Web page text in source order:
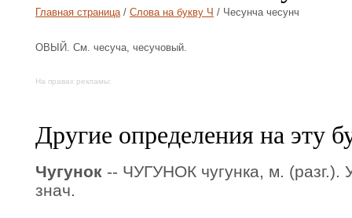
Главная страница/ Слова на букву Ч / Чесунча чесунч
ОВЫЙ. См. чесуча, чесучовый.
На правах рекламы:
Другие определения на эту
Чугунок -- ЧУГУНОК чугунка, м. (разг.).
знач.